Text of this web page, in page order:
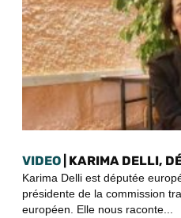
VIDEO | KARIMA DELLI,
Karima Delli est députée
présidente de la commission
européen. Elle nous raconte...